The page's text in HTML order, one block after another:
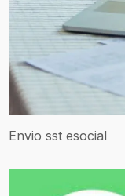
Envio sst esocial